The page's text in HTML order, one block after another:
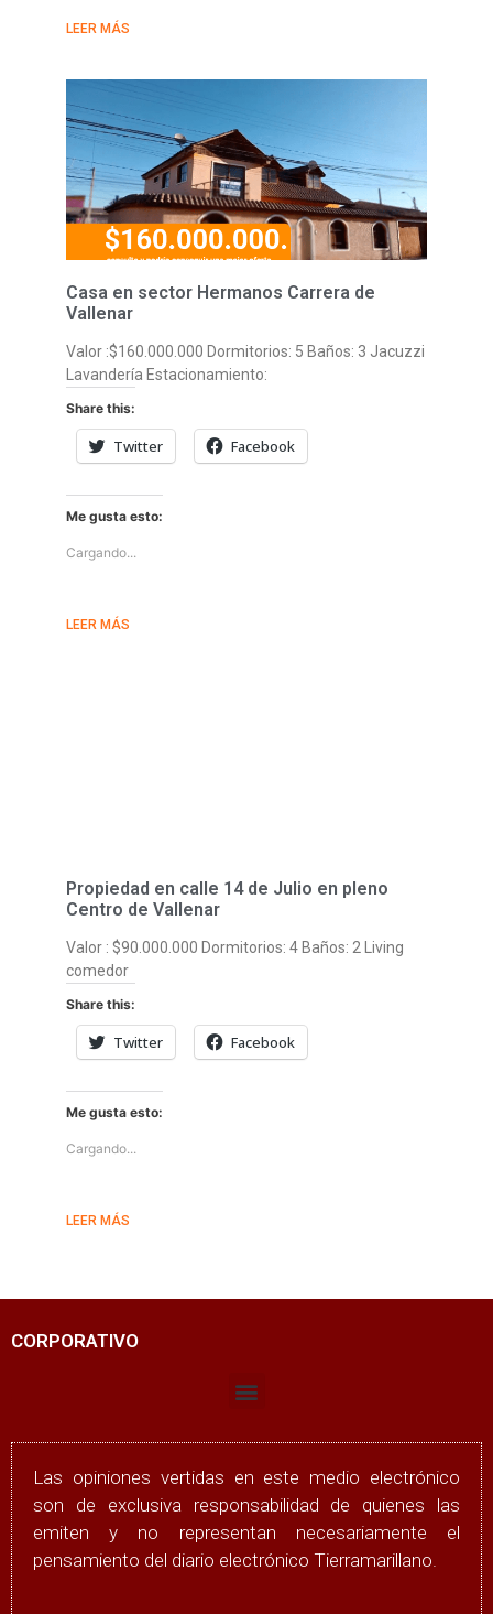
LEER MÁS
Casa en sector Hermanos Carrera de
Vallenar
Valor :$160.000.000 Dormitorios: 5 Baños: 3 Jacuzzi
Lavandería Estacionamiento:
Share this:
Twitter Facebook
Me gusta esto:
Cargando...
LEER MÁS
Propiedad en calle 14 de Julio en pleno
Centro de Vallenar
Valor : $90.000.000 Dormitorios: 4 Baños: 2 Living
comedor
Share this:
Twitter Facebook
Me gusta esto:
Cargando...
LEER MÁS
CORPORATIVO
Las opiniones vertidas en este medio electrónico
son de exclusiva responsabilidad de quienes las
emiten y no representan necesariamente el
pensamiento del diario electrónico Tierramarillano.